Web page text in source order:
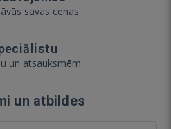
savas cenas
un atsauksmēm
un atbildes